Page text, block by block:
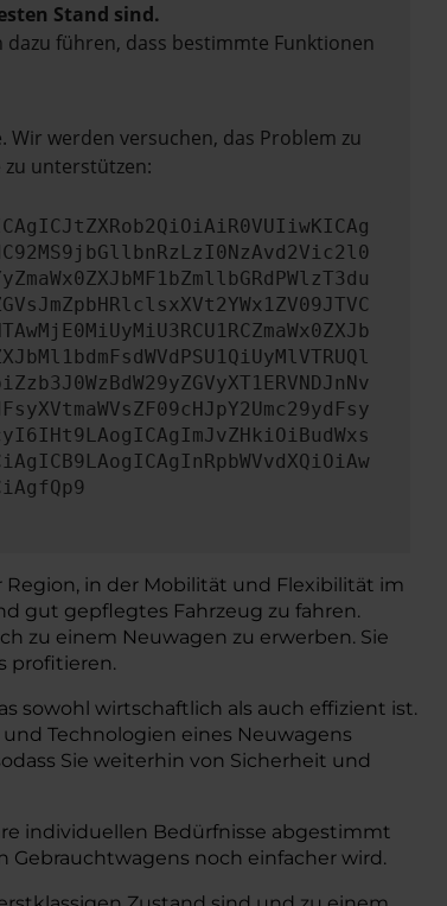
Stand sind.
führen, dass bestimmte Funktionen
werden versuchen, das Problem zu
zu unterstützen:
Region, in der Mobilität und Flexibilität im
gut gepflegtes Fahrzeug zu fahren.
zu einem Neuwagen zu erwerben. Sie
profitieren.
sowohl wirtschaftlich als auch effizient ist.
Technologien eines Neuwagens
Sie weiterhin von Sicherheit und
individuellen Bedürfnisse abgestimmt
Gebrauchtwagens noch einfacher wird.